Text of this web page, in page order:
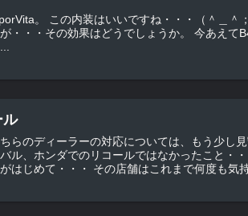
） リアのガーニッシュ
果はどうでしょうか。 今あえてB4で。色は濃い方の青？
ル
らのディーラーの対応については、もう少し
ル、ホンダでのリコールではなかったこと・
に何十回と行ってますがはじめて・・・ その店舗はこれまで何度も気